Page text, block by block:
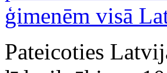
Pateicoties